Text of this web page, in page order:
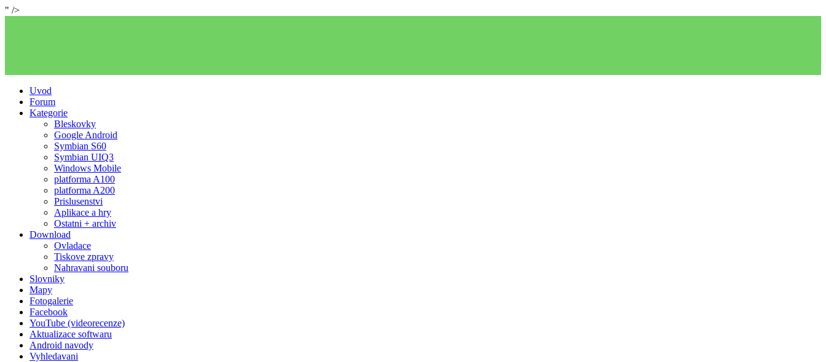
" />
Uvod
Forum
Kategorie
Bleskovky
Google Android
Symbian S60
Symbian UIQ3
Windows Mobile
platforma A100
platforma A200
Prislusenstvi
Aplikace a hry
Ostatni + archiv
Download
Ovladace
Tiskove zpravy
Nahravani souboru
Slovniky
Mapy
Fotogalerie
Facebook
YouTube (videorecenze)
Aktualizace softwaru
Android navody
Vyhledavani